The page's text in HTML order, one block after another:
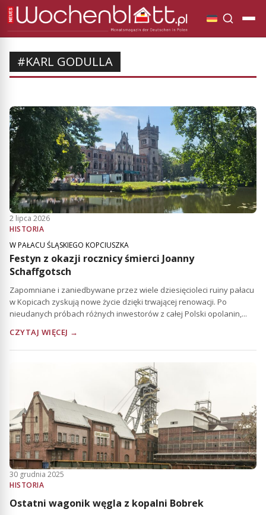
#KARL GODULLA
2 lipca 2026
HISTORIA
W PAŁACU ŚLĄSKIEGO KOPCIUSZKA
Festyn z okazji rocznicy śmierci Joanny
Schaffgotsch
Zapomniane i zaniedbywane przez wiele dziesięcioleci ruiny pałacu
w Kopicach zyskują nowe życie dzięki trwającej renowacji. Po
nieudanych próbach różnych inwestorów z całej Polski opolanin,...
CZYTAJ WIĘCEJ →
30 grudnia 2025
HISTORIA
Ostatni wagonik węgla z kopalni Bobrek